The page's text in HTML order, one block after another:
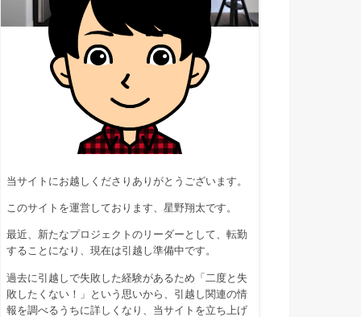
当サイトにお越しくださりありがとうございます。
このサイトを運営しております、星野翔太です。
最近、新たなプロジェクトのリーダーとして、転勤
することになり、現在は引越し準備中です。
過去に引越しで失敗した経験があるため「二度と失
敗したくない！」という思いから、引越し関連の情
報を調べるうちに詳しくなり、当サイトを立ち上げ